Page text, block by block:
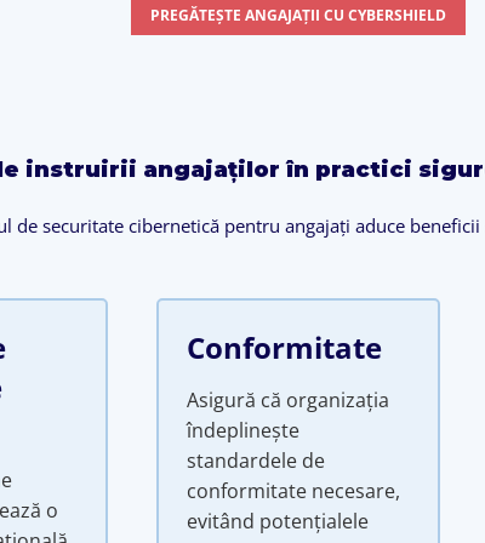
PREGĂTEȘTE ANGAJAȚII CU CYBERSHIELD
instruirii angajaților în practici
de securitate cibernetică pentru angajați aduce
o
Conformitate
Asigură că organizația
îndeplinește
standardele de
conformitate necesare,
evitând potențialele